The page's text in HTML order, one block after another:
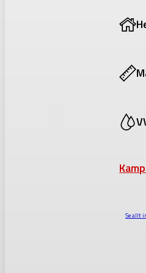
Se allt